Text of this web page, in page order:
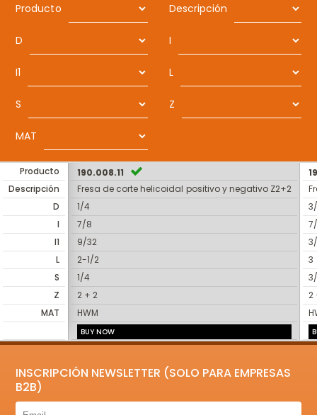
Producto Descripción
D I
I1 L
S Z
MAT
Producto
Descripción
D
I
I1
L
S
Z
MAT
190.008.11
Fresa de corte helicoidal positivo y negativo Z2+2
1/4
7/8
9/32
2-1/2
1/4
2 + 2
HWM
BUY NOW
3
2
INSCRIPCIÓN NEWSLETTER (SOLO PARA EMPRESAS
B2B)